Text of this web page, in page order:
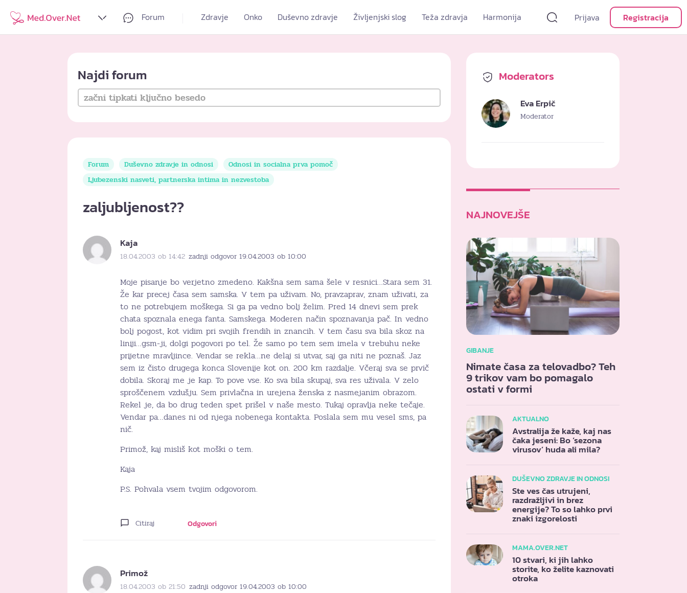
Forum Zdravje Onko Duševno zdravje Življenjski slog Teža zdravja Harmonija Prijava Registracija
Najdi forum
Forum Duševno zdravje in odnosi
Odnosi in socialna prva pomoč
Ljubezenski nasveti, partnerska intima in nezvestoba
zaljubljenost??
Kaja
18.04.2003 ob 14:42 zadnji odgovor 19.04.2003 ob 10:00
Moje pisanje bo verjetno zmedeno. Kakšna sem sama šele v resnici…Stara sem 31.
Že kar precej časa sem samska. V tem pa uživam. No, pravzaprav, znam uživati, za
to ne potrebujem moškega. Si ga pa vedno bolj želim. Pred 14 dnevi sem prek
chata spoznala enega fanta. Samskega. Moderen način spoznavanja pač. In vedno
bolj pogost, kot vidim pri svojih frendih in znancih. V tem času sva bila skoz na
liniji…gsm-ji, dolgi pogovori po tel. Že samo po tem sem imela v trebuhu neke
prijetne mravljince. Vendar se rekla…ne delaj si utvar, saj ga niti ne poznaš. Jaz
sem iz čisto drugega konca Slovenije kot on. 200 km razdalje. Včeraj sva se prvič
dobila. Skoraj me je kap. To pove vse. Ko sva bila skupaj, sva res uživala. V zelo
sproščenem vzdušju. Sem privlačna in urejena ženska z nasmejanim obrazom.
Rekel je, da bo drug teden spet prišel v naše mesto. Tukaj opravlja neke tečaje.
Vendar pa…danes ni od njega nobenega kontakta. Poslala sem mu vesel sms, pa
nič.
Primož, kaj misliš kot moški o tem.
Kaja
P.S. Pohvala vsem tvojim odgovorom.
Citiraj Odgovori
Primož
18.04.2003 ob 21:50 zadnji odgovor 19.04.2003 ob 10:00
Moderators
Eva Erpič
Moderator
NAJNOVEJŠE
GIBANJE
Nimate časa za telovadbo? Teh
9 trikov vam bo pomagalo
ostati v formi
AKTUALNO
Avstralija že kaže, kaj nas
čaka jeseni: Bo ‘sezona
virusov’ huda ali mila?
DUŠEVNO ZDRAVJE IN ODNOSI
Ste ves čas utrujeni,
razdražljivi in brez
energije? To so lahko prvi
znaki izgorelosti
MAMA.OVER.NET
10 stvari, ki jih lahko
storite, ko želite kaznovati
otroka